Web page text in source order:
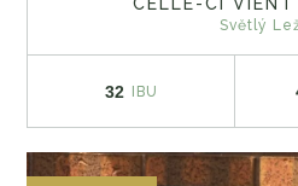
Světlý
32 IBU